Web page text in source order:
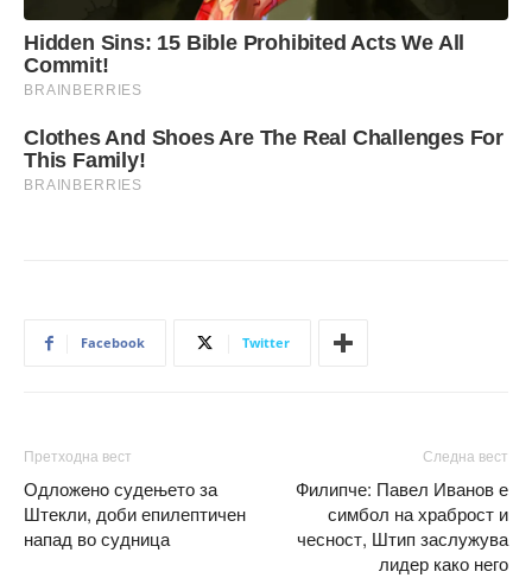
Facebook Twitter
Претходна вест
Одложeнo судењето за
Штекли, доби епилептичен
напад во судница
Следна вест
Филипче: Павел Иванов е
симбол на храброст и
чесност, Штип заслужува
лидер како него